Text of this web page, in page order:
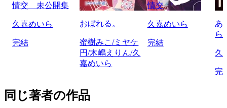
情交 未公開集
久嘉めいら
完結
おぼれる。
蜜樹みこ/ミヤケ
円/木嶋えりん/久
嘉めいら
情交
久嘉めいら
完結
あ
ら
久
完
同じ著者の作品